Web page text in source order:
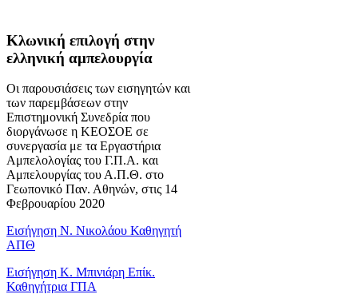
Κλωνική επιλογή στην
ελληνική αμπελουργία
Οι παρουσιάσεις των εισηγητών και
των παρεμβάσεων στην
Επιστημονική Συνεδρία που
διοργάνωσε η ΚΕΟΣΟΕ σε
συνεργασία με τα Εργαστήρια
Αμπελολογίας του Γ.Π.Α. και
Αμπελουργίας του Α.Π.Θ. στο
Γεωπονικό Παν. Αθηνών, στις 14
Φεβρουαρίου 2020
Εισήγηση Ν. Νικολάου Καθηγητή
ΑΠΘ
Εισήγηση Κ. Μπινιάρη Επίκ.
Καθηγήτρια ΓΠΑ